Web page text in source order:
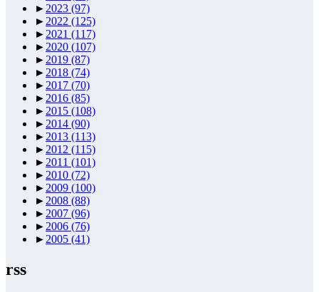
► 2023 (97)
► 2022 (125)
► 2021 (117)
► 2020 (107)
► 2019 (87)
► 2018 (74)
► 2017 (70)
► 2016 (85)
► 2015 (108)
► 2014 (90)
► 2013 (113)
► 2012 (115)
► 2011 (101)
► 2010 (72)
► 2009 (100)
► 2008 (88)
► 2007 (96)
► 2006 (76)
► 2005 (41)
rss